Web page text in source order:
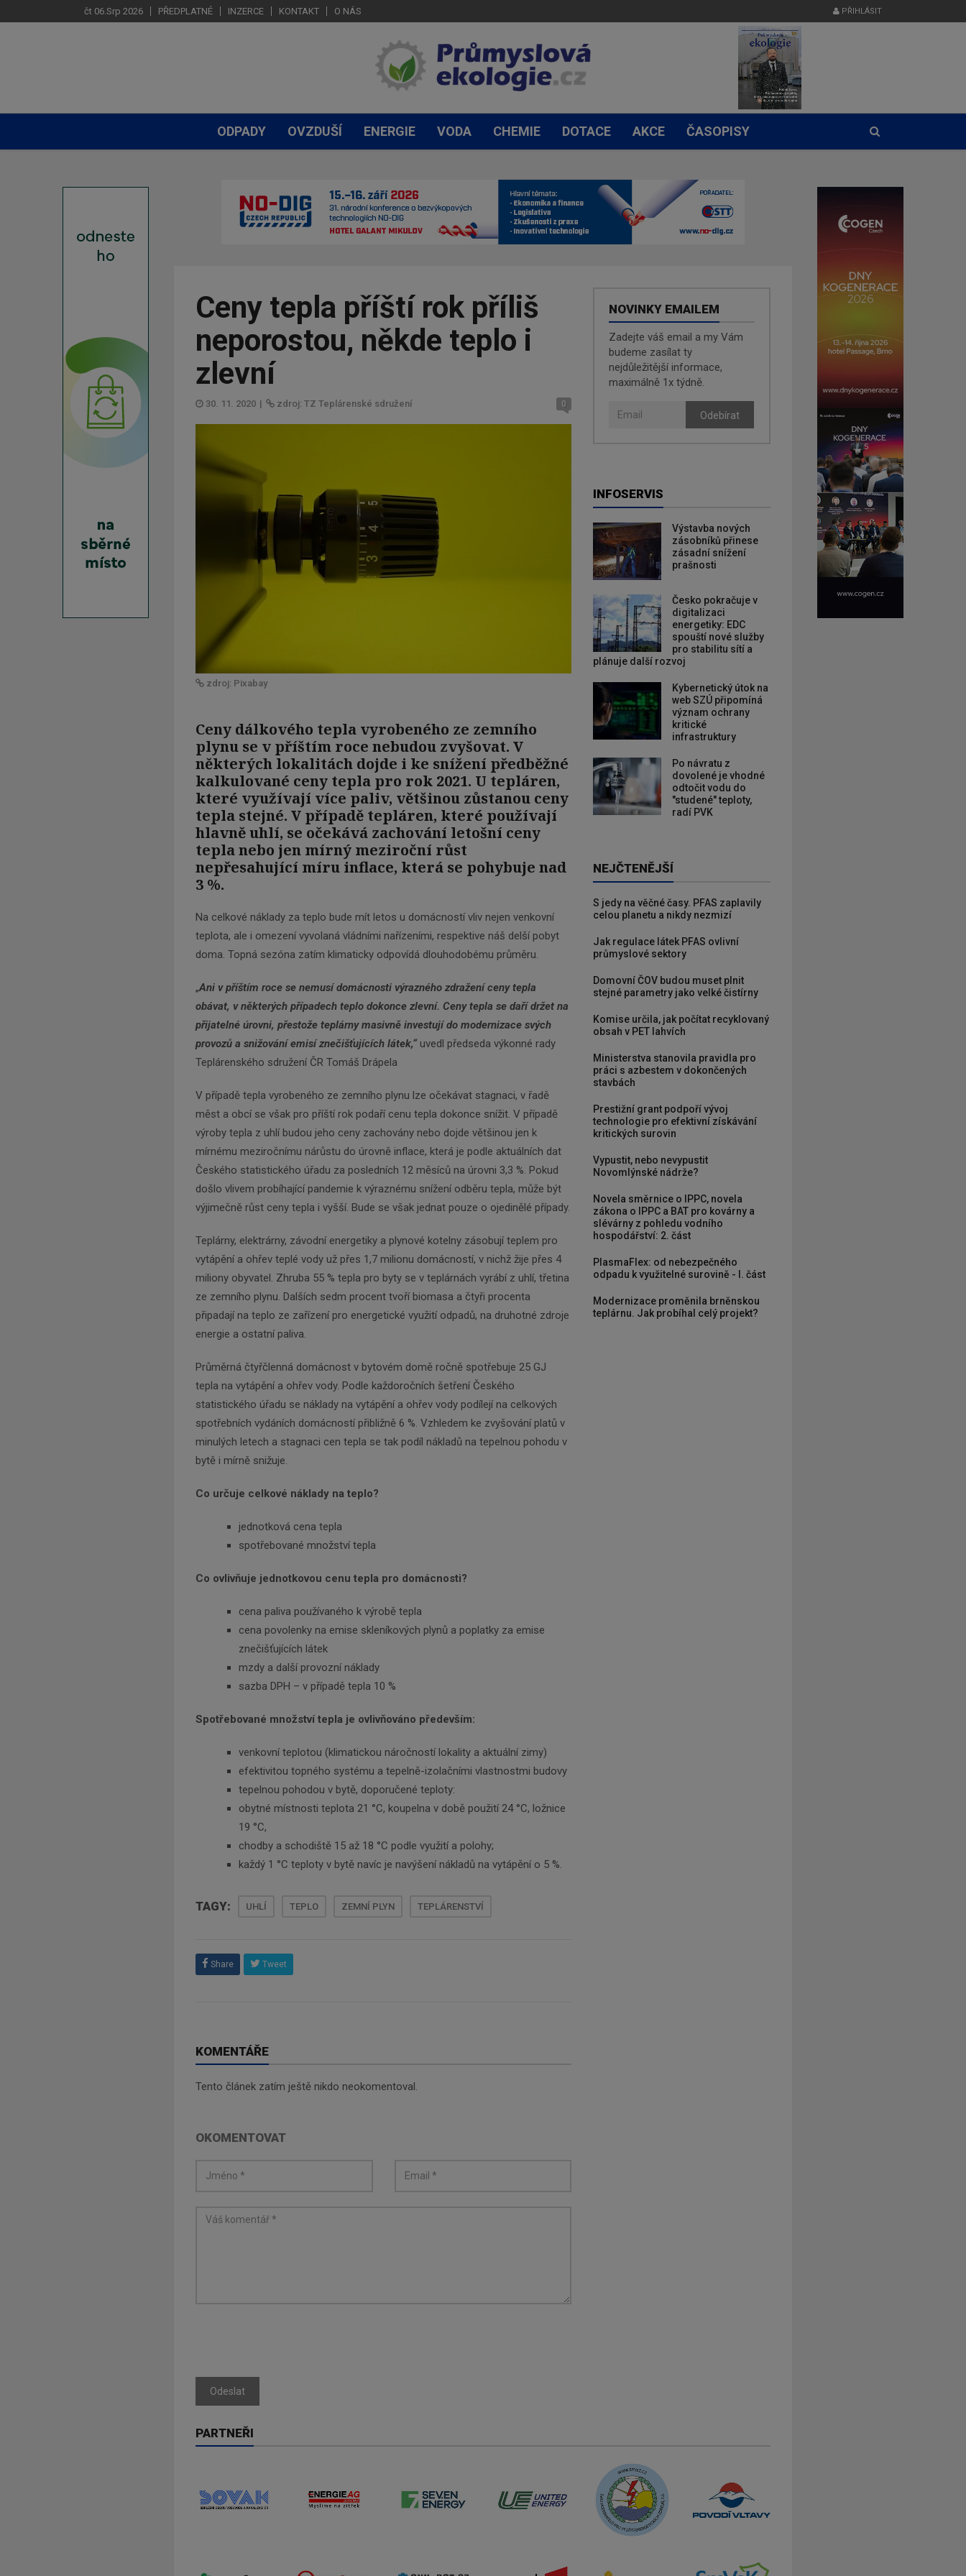
čt 06.Srp 2026 PŘEDPLATNÉ INZERCE KONTAKT O NÁS PŘIHLÁSIT
ODPADY OVZDUŠÍ ENERGIE VODA CHEMIE DOTACE AKCE ČASOPISY
Ceny tepla příští rok příliš
neporostou, někde teplo i
zlevní
30. 11. 2020 | zdroj: TZ Teplárenské sdružení 0
zdroj: Pixabay
Ceny dálkového tepla vyrobeného ze zemního
plynu se v příštím roce nebudou zvyšovat. V
některých lokalitách dojde i ke snížení předběžné
kalkulované ceny tepla pro rok 2021. U tepláren,
které využívají více paliv, většinou zůstanou ceny
tepla stejné. V případě tepláren, které používají
hlavně uhlí, se očekává zachování letošní ceny
tepla nebo jen mírný meziroční růst
nepřesahující míru inflace, která se pohybuje nad
3 %.
Na celkové náklady za teplo bude mít letos u domácností vliv nejen venkovní
teplota, ale i omezení vyvolaná vládními nařízeními, respektive náš delší pobyt
doma. Topná sezóna zatím klimaticky odpovídá dlouhodobému průměru.
„Ani v příštím roce se nemusí domácnosti výrazného zdražení ceny tepla
obávat, v některých případech teplo dokonce zlevní. Ceny tepla se daří držet na
přijatelné úrovni, přestože teplárny masivně investují do modernizace svých
provozů a snižování emisí znečišťujících látek,“ uvedl předseda výkonné rady
Teplárenského sdružení ČR Tomáš Drápela
V případě tepla vyrobeného ze zemního plynu lze očekávat stagnaci, v řadě
měst a obcí se však pro příští rok podaří cenu tepla dokonce snížit. V případě
výroby tepla z uhlí budou jeho ceny zachovány nebo dojde většinou jen k
mírnému meziročnímu nárůstu do úrovně inflace, která je podle aktuálních dat
Českého statistického úřadu za posledních 12 měsíců na úrovni 3,3 %. Pokud
došlo vlivem probíhající pandemie k výraznému snížení odběru tepla, může být
výjimečně růst ceny tepla i vyšší. Bude se však jednat pouze o ojedinělé případy.
Teplárny, elektrárny, závodní energetiky a plynové kotelny zásobují teplem pro
vytápění a ohřev teplé vody už přes 1,7 milionu domácností, v nichž žije přes 4
miliony obyvatel. Zhruba 55 % tepla pro byty se v teplárnách vyrábí z uhlí, třetina
ze zemního plynu. Dalších sedm procent tvoří biomasa a čtyři procenta
připadají na teplo ze zařízení pro energetické využití odpadů, na druhotné zdroje
energie a ostatní paliva.
Průměrná čtyřčlenná domácnost v bytovém domě ročně spotřebuje 25 GJ
tepla na vytápění a ohřev vody. Podle každoročních šetření Českého
statistického úřadu se náklady na vytápění a ohřev vody podílejí na celkových
spotřebních vydáních domácností přibližně 6 %. Vzhledem ke zvyšování platů v
minulých letech a stagnaci cen tepla se tak podíl nákladů na tepelnou pohodu v
bytě i mírně snižuje.
Co určuje celkové náklady na teplo?
jednotková cena tepla
spotřebované množství tepla
Co ovlivňuje jednotkovou cenu tepla pro domácnosti?
cena paliva používaného k výrobě tepla
cena povolenky na emise skleníkových plynů a poplatky za emise
znečišťujících látek
mzdy a další provozní náklady
sazba DPH – v případě tepla 10 %
Spotřebované množství tepla je ovlivňováno především:
venkovní teplotou (klimatickou náročností lokality a aktuální zimy)
efektivitou topného systému a tepelně-izolačními vlastnostmi budovy
tepelnou pohodou v bytě, doporučené teploty:
obytné místnosti teplota 21 °C, koupelna v době použití 24 °C, ložnice
19 °C,
chodby a schodiště 15 až 18 °C podle využití a polohy;
každý 1 °C teploty v bytě navíc je navýšení nákladů na vytápění o 5 %.
TAGY: UHLÍ TEPLO ZEMNÍ PLYN TEPLÁRENSTVÍ
Share Tweet
KOMENTÁŘE
Tento článek zatím ještě nikdo neokomentoval.
OKOMENTOVAT
Odeslat
NOVINKY EMAILEM
Zadejte váš email a my Vám
budeme zasílat ty
nejdůležitější informace,
maximálně 1x týdně.
Odebírat
INFOSERVIS
Výstavba nových
zásobníků přinese
zásadní snížení
prašnosti
Česko pokračuje v
digitalizaci
energetiky: EDC
spouští nové služby
pro stabilitu sítí a
plánuje další rozvoj
Kybernetický útok na
web SZÚ připomíná
význam ochrany
kritické
infrastruktury
Po návratu z
dovolené je vhodné
odtočit vodu do
"studené" teploty,
radí PVK
NEJČTENĚJŠÍ
S jedy na věčné časy. PFAS zaplavily
celou planetu a nikdy nezmizí
Jak regulace látek PFAS ovlivní
průmyslové sektory
Domovní ČOV budou muset plnit
stejné parametry jako velké čistírny
Komise určila, jak počítat recyklovaný
obsah v PET lahvích
Ministerstva stanovila pravidla pro
práci s azbestem v dokončených
stavbách
Prestižní grant podpoří vývoj
technologie pro efektivní získávání
kritických surovin
Vypustit, nebo nevypustit
Novomlýnské nádrže?
Novela směrnice o IPPC, novela
zákona o IPPC a BAT pro kovárny a
slévárny z pohledu vodního
hospodářství: 2. část
PlasmaFlex: od nebezpečného
odpadu k využitelné surovině - I. část
Modernizace proměnila brněnskou
teplárnu. Jak probíhal celý projekt?
PARTNEŘI